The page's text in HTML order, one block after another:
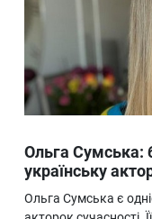
ТехноНаука
Людина
Ukraine
Про нас
Ольга Сумська:
українську
Ольга Сумська є